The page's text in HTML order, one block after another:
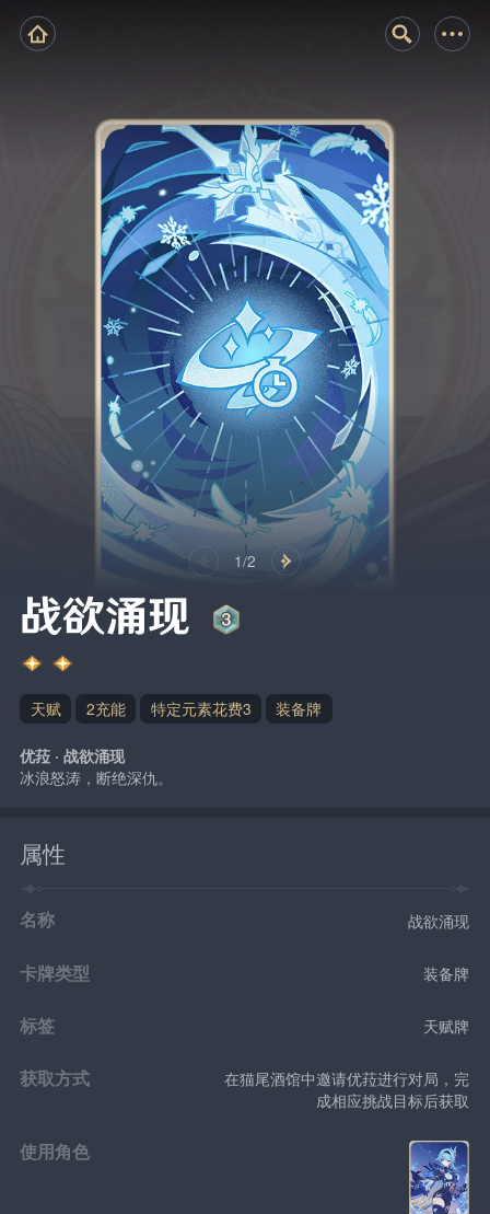
1/2
战欲涌现
天赋 2充能 特定元素花费3 装备牌
优菈 · 战欲涌现
冰浪怒涛，断绝深仇。
属性
名称 战欲涌现
卡牌类型 装备牌
标签 天赋牌
获取方式
在猫尾酒馆中邀请优菈进行对局，完
成相应挑战目标后获取
使用角色